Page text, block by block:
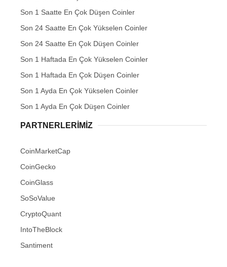
Son 1 Saatte En Çok Düşen Coinler
Son 24 Saatte En Çok Yükselen Coinler
Son 24 Saatte En Çok Düşen Coinler
Son 1 Haftada En Çok Yükselen Coinler
Son 1 Haftada En Çok Düşen Coinler
Son 1 Ayda En Çok Yükselen Coinler
Son 1 Ayda En Çok Düşen Coinler
PARTNERLERIMIZ
CoinMarketCap
CoinGecko
CoinGlass
SoSoValue
CryptoQuant
IntoTheBlock
Santiment